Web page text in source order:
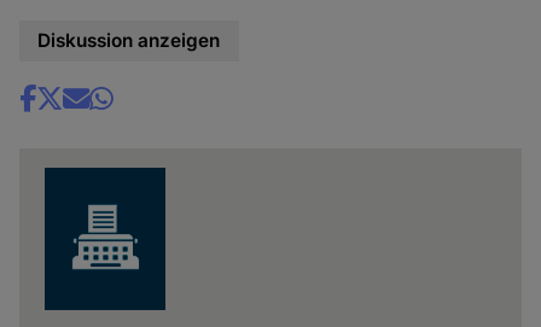
Diskussion anzeigen
Share